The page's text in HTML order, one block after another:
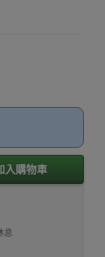
入購物車
息